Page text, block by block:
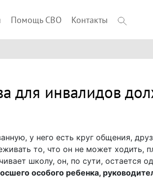
Помощь СВО Контакты
для инвалидов
у него есть круг общения,
то, что он не может ходить,
школу, он, по сути, остается
особого ребенка,